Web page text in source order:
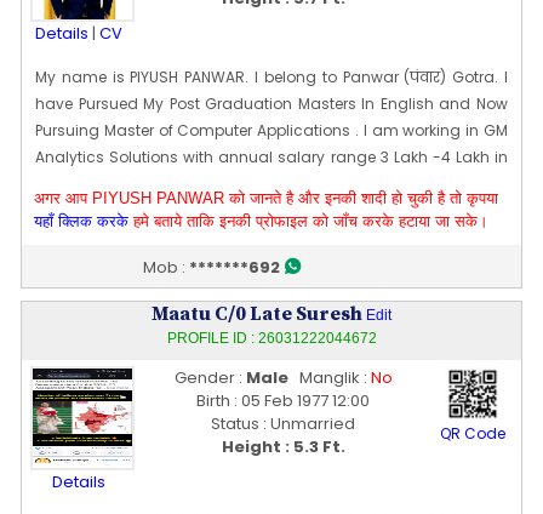
Details | CV
My name is PIYUSH PANWAR. I belong to Panwar (पंवार) Gotra. I
have Pursued My Post Graduation Masters In English and Now
Pursuing Master of Computer Applications . I am working in GM
Analytics Solutions with annual salary range 3 Lakh -4 Lakh in
is Athletic and My height is 171 CM [~ 5 Ft 7 In]. My date of birth is
13 Jan 1995 Education : I hold a Diploma in Electronics and
Communication Engineering, have completed a Masters in
English, and am currently pursuing a Master of Computer
Applications (MCA)
My Name is PIYUSH PANWAR. I belong to Panwar (पंवार) Gotra. I
have Pursued My Post Graduation Masters In English and Now
Pursuing Master of Computer Applications . I am Working in GM
Analytics Solutions with annual salary range 3 Lakh - 4 Lakh .
Physically My skin tone is Fair, Body type is Athletic and my
height is 171 CM [~ 5 Ft 7 In]. My date of birth is 13 Jan 1995
अगर आप PIYUSH PANWAR को जानते है और इनकी शादी हो चुकी है तो कृपया
यहाँ क्लिक करकेहमे बताये ताकि इनकी प्रोफाइल को जाँच करके हटाया जा सके।
Mob : *******692
Maatu C/0 Late Suresh Edit
PROFILE ID : 26031222044672
Details
Gender : MaleManglik : No
Birth : 05 Feb 1977 12:00
Status : Unmarried
Height : 5.3 Ft.
QR Code